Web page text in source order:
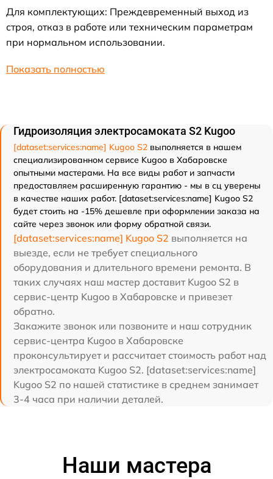
Для комплектующих: Преждевременный выход из
строя, отказ в работе или техническим параметрам
при нормальном использовании.
Показать полностью
Гидроизоляция электросамоката S2 Kugoo
[dataset:services:name] Kugoo S2 выполняется в нашем
специализированном сервисе Kugoo в Хабаровске
опытными мастерами. На все виды работ и запчасти
предоставляем расширенную гарантию - мы в сц уверены
в качестве наших работ. [dataset:services:name] Kugoo S2
будет стоить на -15% дешевле при оформлении заказа на
сайте через звонок или форму обратной связи.
[dataset:services:name] Kugoo S2 выполняется на
выезде, если не требует специального
оборудования и длительного времени ремонта. В
таких случаях наш мастер доставит Kugoo S2 в
сервис-центр Kugoo в Хабаровске и привезет
обратно.
Закажите звонок или позвоните и наш сотрудник
сервис-центра Kugoo в Хабаровске
проконсультирует и рассчитает стоимость работ над
электросамоката Kugoo S2. [dataset:services:name]
Kugoo S2 по нашей статистике в среднем занимает
3-4 часа при наличии деталей.
Наши мастера